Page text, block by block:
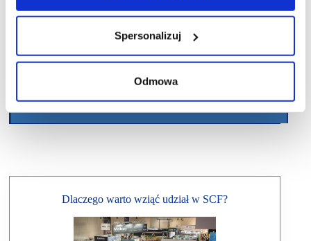
Spersonalizuj
Odmowa
Dlaczego warto wziąć udział w SCF?